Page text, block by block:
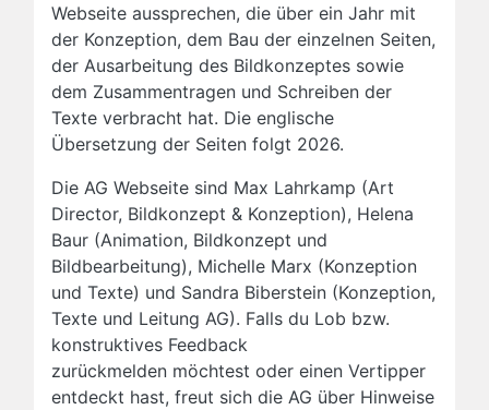
Webseite aussprechen, die über ein Jahr mit
der Konzeption, dem Bau der einzelnen Seiten,
der Ausarbeitung des Bildkonzeptes sowie
dem Zusammentragen und Schreiben der
Texte verbracht hat. Die englische
Übersetzung der Seiten folgt 2026.
Die AG Webseite sind Max Lahrkamp (Art
Director, Bildkonzept & Konzeption), Helena
Baur (Animation, Bildkonzept und
Bildbearbeitung), Michelle Marx (Konzeption
und Texte) und Sandra Biberstein (Konzeption,
Texte und Leitung AG). Falls du Lob bzw.
konstruktives Feedback
zurückmelden möchtest oder einen Vertipper
entdeckt hast, freut sich die AG über Hinweise